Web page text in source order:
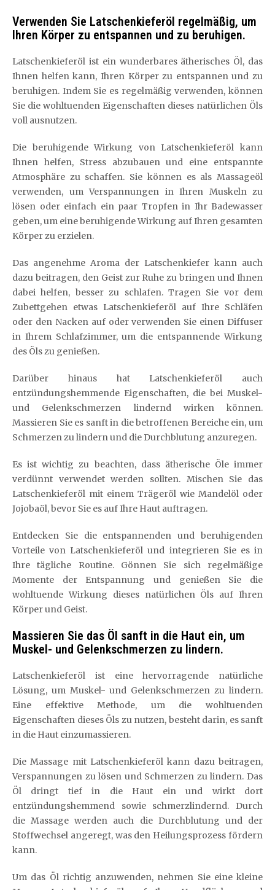
Verwenden Sie Latschenkieferöl regelmäßig, um
Ihren Körper zu entspannen und zu beruhigen.
Latschenkieferöl ist ein wunderbares ätherisches Öl, das
Ihnen helfen kann, Ihren Körper zu entspannen und zu
beruhigen. Indem Sie es regelmäßig verwenden, können
Sie die wohltuenden Eigenschaften dieses natürlichen Öls
voll ausnutzen.
Die beruhigende Wirkung von Latschenkieferöl kann
Ihnen helfen, Stress abzubauen und eine entspannte
Atmosphäre zu schaffen. Sie können es als Massageöl
verwenden, um Verspannungen in Ihren Muskeln zu
lösen oder einfach ein paar Tropfen in Ihr Badewasser
geben, um eine beruhigende Wirkung auf Ihren gesamten
Körper zu erzielen.
Das angenehme Aroma der Latschenkiefer kann auch
dazu beitragen, den Geist zur Ruhe zu bringen und Ihnen
dabei helfen, besser zu schlafen. Tragen Sie vor dem
Zubettgehen etwas Latschenkieferöl auf Ihre Schläfen
oder den Nacken auf oder verwenden Sie einen Diffuser
in Ihrem Schlafzimmer, um die entspannende Wirkung
des Öls zu genießen.
Darüber hinaus hat Latschenkieferöl auch
entzündungshemmende Eigenschaften, die bei Muskel-
und Gelenkschmerzen lindernd wirken können.
Massieren Sie es sanft in die betroffenen Bereiche ein, um
Schmerzen zu lindern und die Durchblutung anzuregen.
Es ist wichtig zu beachten, dass ätherische Öle immer
verdünnt verwendet werden sollten. Mischen Sie das
Latschenkieferöl mit einem Trägeröl wie Mandelöl oder
Jojobaöl, bevor Sie es auf Ihre Haut auftragen.
Entdecken Sie die entspannenden und beruhigenden
Vorteile von Latschenkieferöl und integrieren Sie es in
Ihre tägliche Routine. Gönnen Sie sich regelmäßige
Momente der Entspannung und genießen Sie die
wohltuende Wirkung dieses natürlichen Öls auf Ihren
Körper und Geist.
Massieren Sie das Öl sanft in die Haut ein, um
Muskel- und Gelenkschmerzen zu lindern.
Latschenkieferöl ist eine hervorragende natürliche
Lösung, um Muskel- und Gelenkschmerzen zu lindern.
Eine effektive Methode, um die wohltuenden
Eigenschaften dieses Öls zu nutzen, besteht darin, es sanft
in die Haut einzumassieren.
Die Massage mit Latschenkieferöl kann dazu beitragen,
Verspannungen zu lösen und Schmerzen zu lindern. Das
Öl dringt tief in die Haut ein und wirkt dort
entzündungshemmend sowie schmerzlindernd. Durch
die Massage werden auch die Durchblutung und der
Stoffwechsel angeregt, was den Heilungsprozess fördern
kann.
Um das Öl richtig anzuwenden, nehmen Sie eine kleine